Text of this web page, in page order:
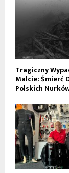
Tragiczny
Malcie: Śmierć
Polskich